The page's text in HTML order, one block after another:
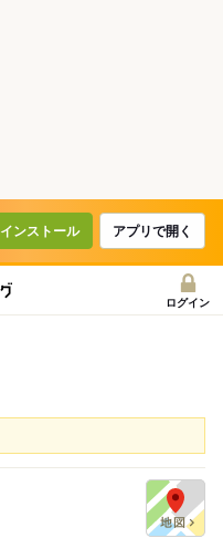
インストール アプリで開く
ログイン